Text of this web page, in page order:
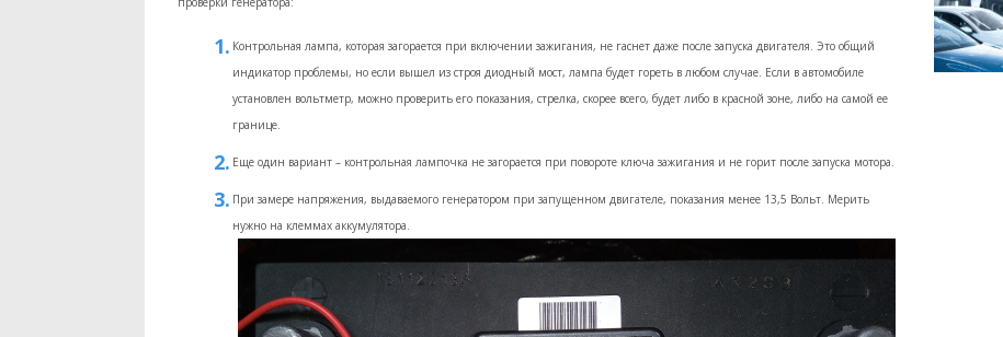
Контрольная лампа, которая загорается при включении зажигания, не гаснет даже после запуска двигателя. Это общий
индикатор проблемы, но если вышел из строя диодный мост, лампа будет гореть в любом случае. Если в автомобиле
установлен вольтметр, можно проверить его показания, стрелка, скорее всего, будет либо в красной зоне, либо на самой ее
границе.
Еще один вариант – контрольная лампочка не загорается при повороте ключа зажигания и не горит после запуска мотора.
При замере напряжения, выдаваемого генератором при запущенном двигателе, показания менее 13,5 Вольт. Мерить
нужно на клеммах аккумулятора.